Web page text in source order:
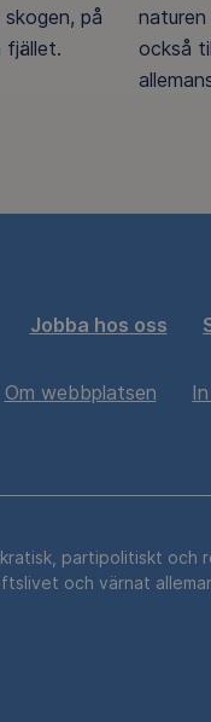
på
fjället.
naturen
också
Jobba hos oss
Om webbplatsen
partipolitiskt och
och värnat